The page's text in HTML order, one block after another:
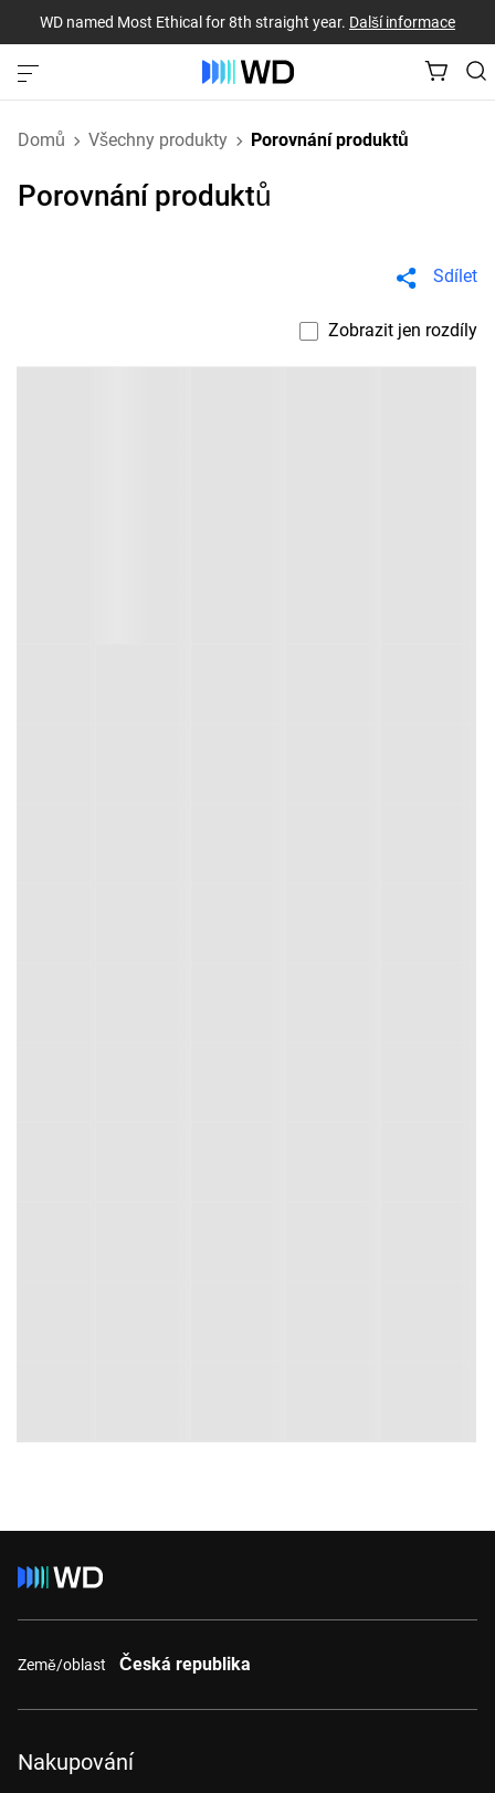
WD named Most Ethical for 8th straight year. Další informace
Domů Všechny produkty Porovnání produktů
Porovnání produktů
Sdílet
Zobrazit jen rozdíly
Země/oblast Česká republika
Nakupování